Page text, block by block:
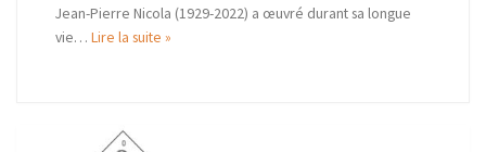
Jean-Pierre Nicola (1929-2022) a œuvré durant sa longue
vie… Lire la suite »